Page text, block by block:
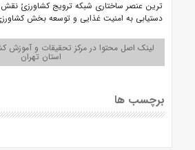
ترین عنصر ساختاری شبکه ترویج کشاورزیُ نقش
دستیابی به امنیت غذایی و توسعه بخش
لینک اصل محتوا در مرکز تحقیقات و آموزش
استان تهران
برچسب ها